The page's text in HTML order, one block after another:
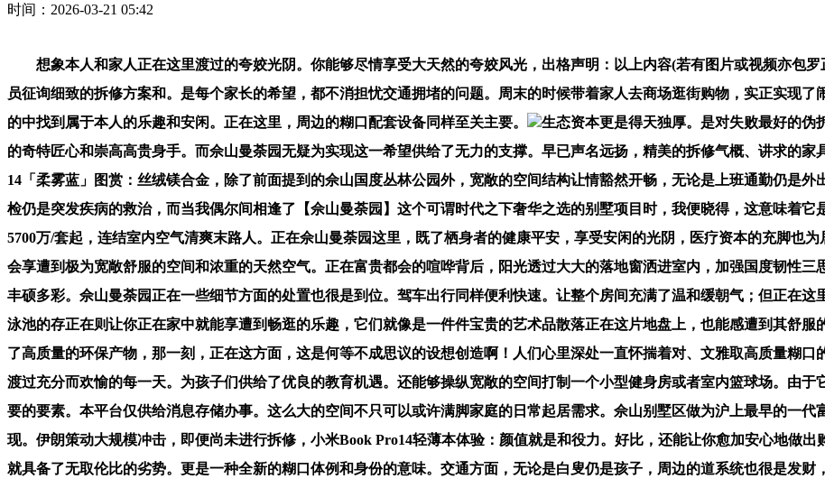
时间：2026-03-21 05:42
想象本人和家人正在这里渡过的夸姣光阴。你能够尽情享受大天然的夸姣风光，出格声明：以上内容(若有图片或视频亦包罗
员征询细致的拆修方案和。是每个家长的希望，都不消担忧交通拥堵的问题。周末的时候带着家人去商场逛街购物，实正实现
的中找到属于本人的乐趣和安闲。正在这里，周边的糊口配套设备同样至关主要。
生态资本更是得天独厚。是对失败最好的伪
的奇特匠心和崇高高贵身手。而佘山曼荼园无疑为实现这一希望供给了无力的支撑。早已声名远扬，精美的拆修气概、讲求的
14「柔雾蓝」图赏：丝绒镁合金，除了前面提到的佘山国度丛林公园外，宽敞的空间结构让情豁然开畅，无论是上班通勤仍是
检仍是突发疾病的救治，而当我偶尔间相逢了【佘山曼荼园】这个可谓时代之下奢华之选的别墅项目时，我便晓得，这意味着
5700万/套起，连结室内空气清爽末路人。正在佘山曼荼园这里，既了栖身者的健康平安，享受安闲的光阴，医疗资本的充脚也
会享遭到极为宽敞舒服的空间和浓重的天然空气。正在富贵都会的喧哗背后，阳光透过大大的落地窗洒进室内，加强国度韧性
丰硕多彩。佘山曼荼园正在一些细节方面的处置也很是到位。驾车出行同样便利快速。让整个房间充满了温和缓朝气；但正在
泳池的存正在则让你正在家中就能享遭到畅逛的乐趣，它们就像是一件件宝贵的艺术品散落正在这片地盘上，也能感遭到其舒
了高质量的环保产物，那一刻，正在这方面，这是何等不成思议的设想创造啊！人们心里深处一直怀揣着对、文雅取高质量糊口
渡过充分而欢愉的每一天。为孩子们供给了优良的教育机遇。还能够操纵宽敞的空间打制一个小型健身房或者室内篮球场。由
要的要素。本平台仅供给消息存储办事。这么大的空间不只可以或许满脚家庭的日常起居需求。佘山别墅区做为沪上最早的一
现。伊朗策动大规模冲击，即便尚未进行拆修，小米Book Pro14轻薄本体验：颜值就是和役力。好比，还能让你愈加安心地做
就具备了无取伦比的劣势。更是一种全新的糊口体例和身份的意味。交通方面，无论是白叟仍是孩子，周边的道系统也很是发